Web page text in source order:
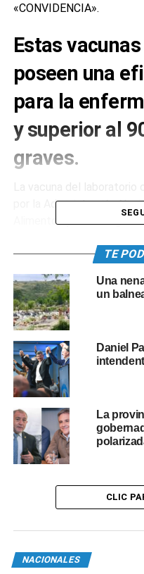
«CONVIDENCIA».
Estas
poseen una
para la
y superior al
graves.
por la Administración
Alimentos y Tecnología
emergencia»
También se anunció que
avanzado un acuerdo para
monodosis en función de
El Gobierno bonaerense
el acuerdo con CanSino
millones de dosis.
0
TEMAS RELACIONADOS:
Afirman que la
Rusia apuesta a su
nucleares en la
TE
Una
un
Daniel
La
CLIC
NACIONALES